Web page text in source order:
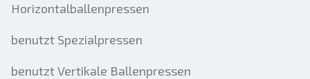
Horizontalballenpressen
benutzt Spezialpressen
benutzt Vertikale Ballenpressen